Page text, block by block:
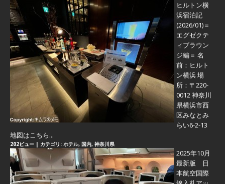
ヒルトン横
浜宿泊記
(2026/01)＝
エグゼクテ
ィブラウン
ジ編＝ 名
前：ヒルト
ン横浜 場
所：〒220-
0012 神奈川
県横浜市西
区みなとみ
らい6-2-13
地図はこちら...
202ビュー | カテゴリ: ホテル, 国内, 神奈川県
2025年10月
最新版 日
本航空国際